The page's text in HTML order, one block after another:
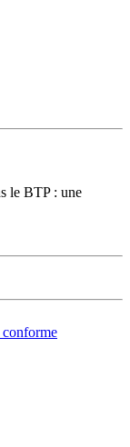
le BTP : une